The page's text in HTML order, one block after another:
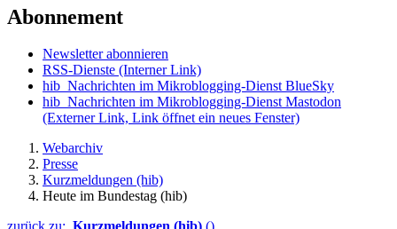
Abonnement
Newsletter abonnieren
RSS-Dienste (Interner Link)
hib_Nachrichten im Mikroblogging-Dienst BlueSky
hib_Nachrichten im Mikroblogging-Dienst Mastodon
(Externer Link, Link öffnet ein neues Fenster)
Webarchiv
Presse
Kurzmeldungen (hib)
Heute im Bundestag (hib)